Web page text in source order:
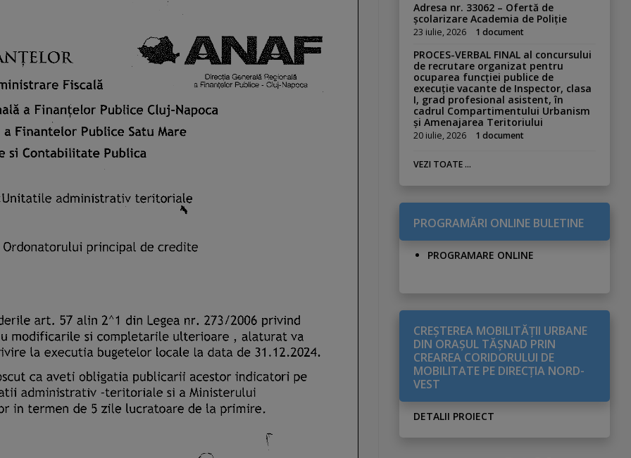
Adresa nr. 33062 – Ofertă de
școlarizare Academia de Poliție
23 iulie, 2026 1 document
PROCES-VERBAL FINAL al concursului
de recrutare organizat pentru
ocuparea funcției publice de
execuție vacante de Inspector, clasa
I, grad profesional asistent, în
cadrul Compartimentului Urbanism
și Amenajarea Teritoriului
20 iulie, 2026 1 document
VEZI TOATE ...
PROGRAMĂRI ONLINE BULETINE
PROGRAMARE ONLINE
CREŞTEREA MOBILITĂŢII URBANE
DIN ORAŞUL TĂŞNAD PRIN
CREAREA CORIDORULUI DE
MOBILITATE PE DIRECŢIA NORD-
VEST
DETALII PROIECT